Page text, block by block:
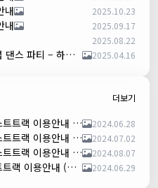
내 2025.10.23
내 2025.09.17
2025.08.22
[달밤 궁상] 호치민 프라이빗 클럽 댄스 파티 – 하루 한 팀만! 2025.04.16
더보기
달밤 호치민 VIP 패스트트랙 이용안내 (떤션넛공항)
2024.06.28
달밤 나트랑 VIP 패스트트랙 이용안내 (깜란공항)
2024.07.02
달밤 하노이 VIP 패스트트랙 이용안내 (노이바이공항)
2024.08.07
달밤 다낭 VIP 패스트트랙 이용안내 (다낭국제공항) 2024.06.29